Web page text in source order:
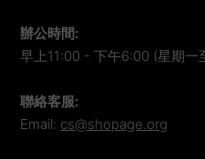
辦公時間:
早上11:00 - 下午6:00 (星期一
聯絡客服:
Email: cs@shopage.org